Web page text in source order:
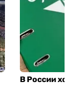
В России